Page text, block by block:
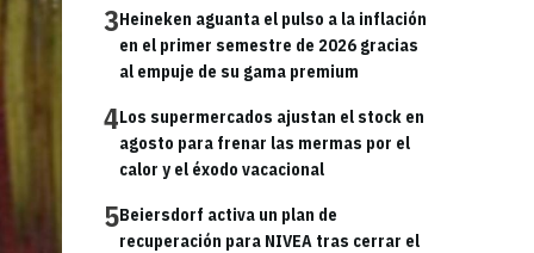
3Heineken aguanta el pulso a la inflación
en el primer semestre de 2026 gracias
al empuje de su gama premium
4Los supermercados ajustan el stock en
agosto para frenar las mermas por el
calor y el éxodo vacacional
5Beiersdorf activa un plan de
recuperación para NIVEA tras cerrar el